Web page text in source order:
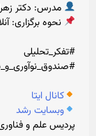
مدرس: دکتر
نحوه برگزاری:
#تفکر_تحلیلی
کانال ایتا
وبسایت رشد
پردیس علم و